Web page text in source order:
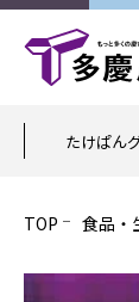
たけぱん
TOP 食品・